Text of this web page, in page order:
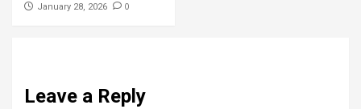
January 28, 2026 0
Leave a Reply